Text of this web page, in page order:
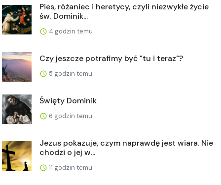
Pies, różaniec i heretycy, czyli niezwykłe życie
św. Dominik...
4 godzin temu
Czy jeszcze potrafimy być "tu i teraz"?
5 godzin temu
Święty Dominik
6 godzin temu
Jezus pokazuje, czym naprawdę jest wiara. Nie
chodzi o jej w...
11 godzin temu